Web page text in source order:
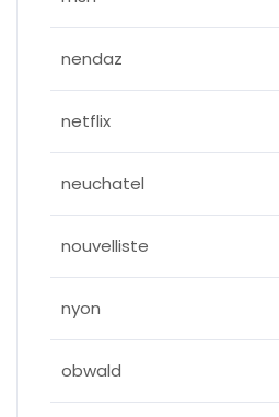
nendaz
netflix
neuchatel
nouvelliste
nyon
obwald